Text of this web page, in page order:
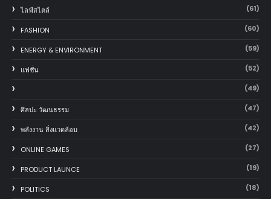
ไลฟ์สไตล์ (61)
FASHION (60)
ENERGY & ENVIRONMENT (59)
แฟชั่น (52)
(49)
ศิลปะ วัฒนธรรม (47)
พลังงาน สิ่งแวดล้อม (42)
ONLINE GAMES (27)
PRODUCT LAUNCE (19)
POLITICS (18)